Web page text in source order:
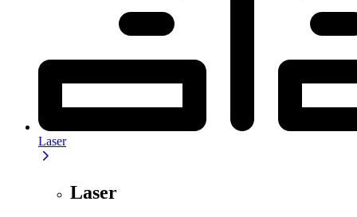
Laser
Laser